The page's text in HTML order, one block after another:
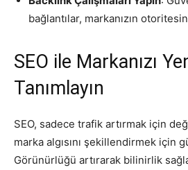
bağlantılar, markanızın
SEO ile Markanızı
Tanımlayın
SEO, sadece trafik artırmak için
marka algısını şekillendirmek için
Görünürlüğü artırarak bilinirlik